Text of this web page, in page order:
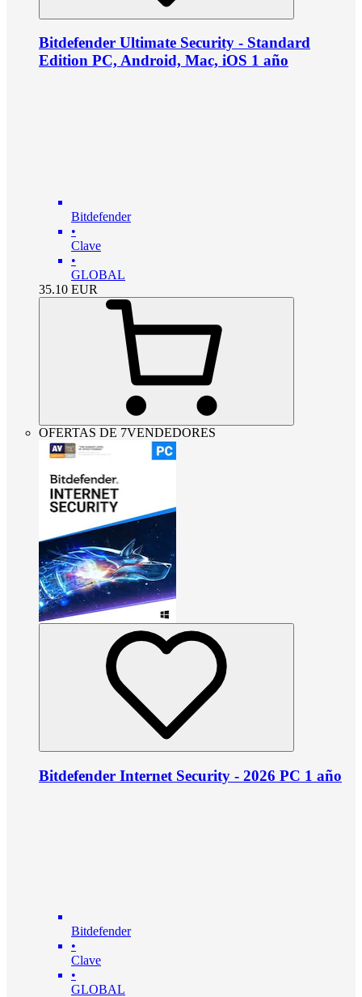
Bitdefender Ultimate Security - Standard
Edition PC, Android, Mac, iOS 1 año
Bitdefender
•
Clave
•
GLOBAL
35.10 EUR
OFERTAS DE 7VENDEDORES
Bitdefender Internet Security - 2026 PC 1 año
Bitdefender
•
Clave
•
GLOBAL